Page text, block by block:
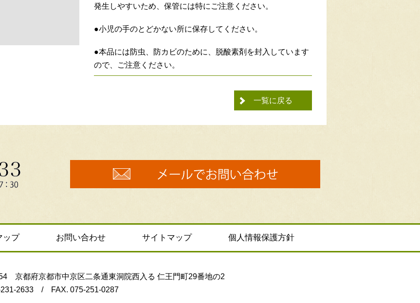
発生しやすいため、保管には特にご注意ください。
●小児の手のとどかない所に保存してください。
●本品には防虫、防カビのために、脱酸素剤を封入しています
ので、ご注意ください。
一覧に戻る
ップ お問い合わせ サイトマップ 個人情報保護方針
京都府京都市中京区二条通東洞院西入る 仁王門町29番地の2
231-2633 / FAX. 075-251-0287